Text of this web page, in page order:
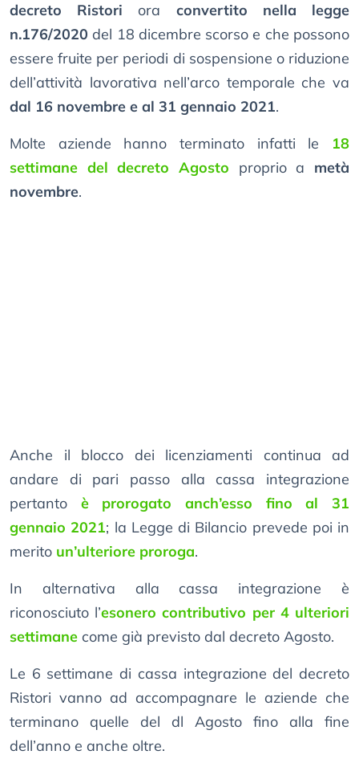
decreto Ristori ora convertito nella legge
n.176/2020 del 18 dicembre scorso e che possono
essere fruite per periodi di sospensione o riduzione
dell’attività lavorativa nell’arco temporale che va
dal 16 novembre e al 31 gennaio 2021.
Molte aziende hanno terminato infatti le 18
settimane del decreto Agosto proprio a metà
novembre.
Anche il blocco dei licenziamenti continua ad
andare di pari passo alla cassa integrazione
pertanto è prorogato anch’esso fino al 31
gennaio 2021; la Legge di Bilancio prevede poi in
merito un’ulteriore proroga.
In alternativa alla cassa integrazione è
riconosciuto l’esonero contributivo per 4 ulteriori
settimane come già previsto dal decreto Agosto.
Le 6 settimane di cassa integrazione del decreto
Ristori vanno ad accompagnare le aziende che
terminano quelle del dl Agosto fino alla fine
dell’anno e anche oltre.